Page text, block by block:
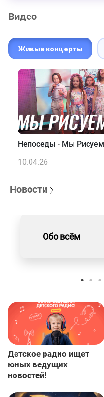
Видео
Живые концерты
Непоседы - Мы Рисуем
10.04.26
Новости
Обо всём
Детское радио ищет
юных ведущих
новостей!